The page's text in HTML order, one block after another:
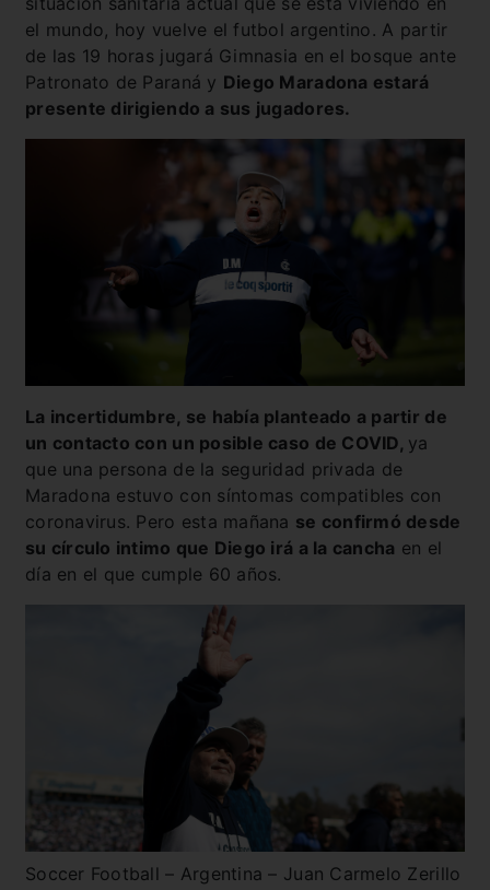
el mundo, hoy vuelve el futbol argentino. A partir
de las 19 horas jugará Gimnasia en el bosque ante
Patronato de Paraná y Diego Maradona estará
presente dirigiendo a sus jugadores.
La incertidumbre, se había planteado a partir de
un contacto con un posible caso de COVID, ya
que una persona de la seguridad privada de
Maradona estuvo con síntomas compatibles con
coronavirus. Pero esta mañana se confirmó desde
su círculo intimo que Diego irá a la cancha en el
día en el que cumple 60 años.
Soccer Football – Argentina – Juan Carmelo Zerillo